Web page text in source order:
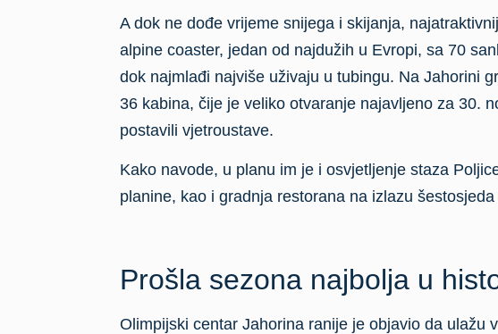
Olimpijski centar Jahorina ranije je objavio da ulažu
u godini, a broj skijaša na Jahorini u prošloj sezoni
Bila je to najuspješnija zimska sezona u historiji
od 7,8 miliona KM. Broj vožnji dostigao je gotovo
bio je 125 miliona KM.
Izvor: www.klix.ba
<< PRETHODNA